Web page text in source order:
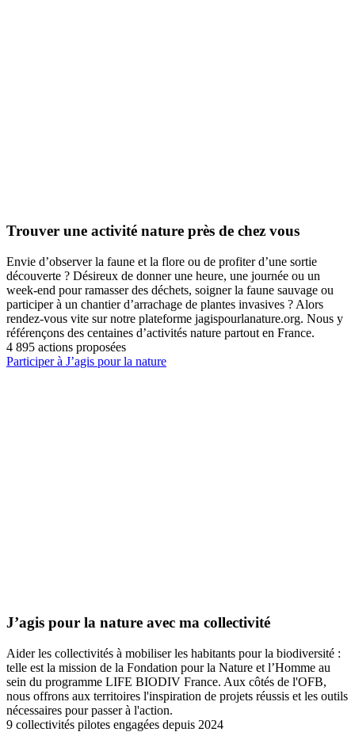
Trouver une activité nature près de chez vous
Envie d’observer la faune et la flore ou de profiter d’une sortie
découverte ? Désireux de donner une heure, une journée ou un
week-end pour ramasser des déchets, soigner la faune sauvage ou
participer à un chantier d’arrachage de plantes invasives ? Alors
rendez-vous vite sur notre plateforme jagispourlanature.org. Nous y
référençons des centaines d’activités nature partout en France.
4 895 actions proposées
Participer à J’agis pour la nature
J’agis pour la nature avec ma collectivité
Aider les collectivités à mobiliser les habitants pour la biodiversité :
telle est la mission de la Fondation pour la Nature et l’Homme au
sein du programme LIFE BIODIV France. Aux côtés de l'OFB,
nous offrons aux territoires l'inspiration de projets réussis et les outils
nécessaires pour passer à l'action.
9 collectivités pilotes engagées depuis 2024